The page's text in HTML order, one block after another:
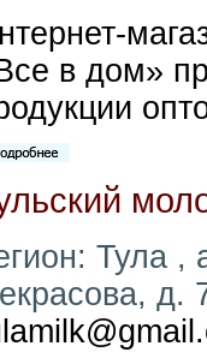
в дом»
Тула ,
д.